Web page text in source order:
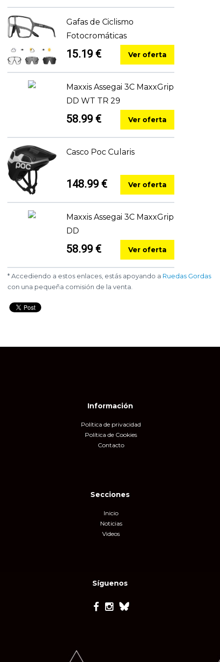
Gafas de Ciclismo
Fotocromáticas
15.19 € Ver oferta
Maxxis Assegai 3C MaxxGrip
DD WT TR 29
58.99 € Ver oferta
Casco Poc Cularis
148.99 € Ver oferta
Maxxis Assegai 3C MaxxGrip
DD
58.99 € Ver oferta
* Accediendo a estos enlaces, estás apoyando a Ruedas Gordas
con una pequeña comisión de la venta.
Información
Política de privacidad
Política de Cookies
Contacto
Síguenos
Secciones
Inicio
Noticias
Videos